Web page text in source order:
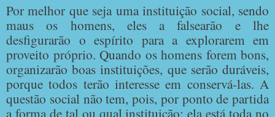
Por melhor que seja uma instituição social, sendo
maus os homens, eles a falsearão e lhe
desfigurarão o espírito para a explorarem em
proveito próprio. Quando os homens forem bons,
organizarão boas instituições, que serão duráveis,
porque todos terão interesse em conservá-las. A
questão social não tem, pois, por ponto de partida
a forma de tal ou qual instituição; ela está toda no